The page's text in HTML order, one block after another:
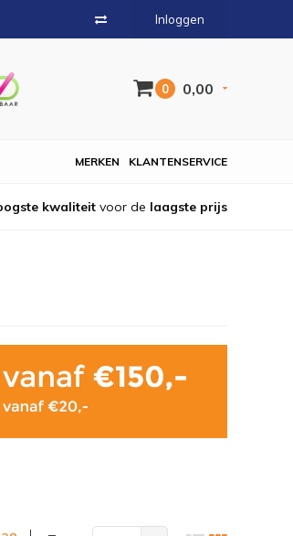
Inloggen
0 0,00
KLANTENSERVICE
MERKEN
kwaliteit voor de laagste prijs